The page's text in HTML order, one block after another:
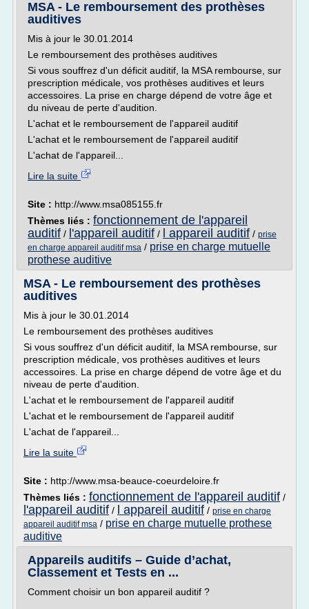
MSA - Le remboursement des prothèses
auditives
Mis à jour le 30.01.2014
Le remboursement des prothèses auditives
Si vous souffrez d'un déficit auditif, la MSA rembourse, sur
prescription médicale, vos prothèses auditives et leurs
accessoires. La prise en charge dépend de votre âge et
du niveau de perte d'audition.
L'achat et le remboursement de l'appareil auditif
L'achat et le remboursement de l'appareil auditif
L'achat de l'appareil...
Lire la suite
Site : http://www.msa085155.fr
Thèmes liés : fonctionnement de l'appareil
auditif / l'appareil auditif / l appareil auditif / prise
en charge appareil auditif msa / prise en charge mutuelle
prothese auditive
MSA - Le remboursement des prothèses
auditives
Mis à jour le 30.01.2014
Le remboursement des prothèses auditives
Si vous souffrez d'un déficit auditif, la MSA rembourse, sur
prescription médicale, vos prothèses auditives et leurs
accessoires. La prise en charge dépend de votre âge et du
niveau de perte d'audition.
L'achat et le remboursement de l'appareil auditif
L'achat et le remboursement de l'appareil auditif
L'achat de l'appareil...
Lire la suite
Site : http://www.msa-beauce-coeurdeloire.fr
Thèmes liés : fonctionnement de l'appareil auditif /
l'appareil auditif / l appareil auditif / prise en charge
appareil auditif msa / prise en charge mutuelle prothese
auditive
Appareils auditifs – Guide d’achat,
Classement et Tests en ...
Comment choisir un bon appareil auditif ?